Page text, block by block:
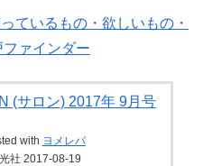
ているもの・欲しいもの・
ァインダー
(サロン) 2017年 9月号
with ヨメレバ
社 2017-08-19